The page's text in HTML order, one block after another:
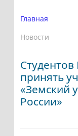
Главная
Новости
принять
«Земский
России»